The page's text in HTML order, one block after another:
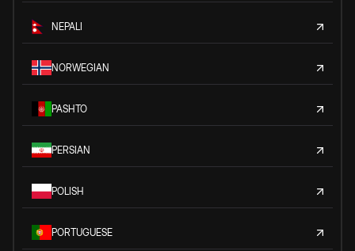
NEPALI
NORWEGIAN
PASHTO
PERSIAN
POLISH
PORTUGUESE